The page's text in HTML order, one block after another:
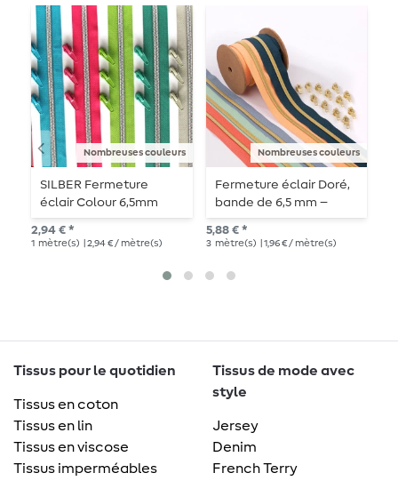
Nombreuses couleurs
SILBER Fermeture
éclair Colour 6,5mm
chenille - 1 mètre de
longueur - métallisée
2,94 € *
1 mètre(s) | 2,94 € / mètre(s)
Nombreuses couleurs
Fermeture éclair Doré,
bande de 6,5 mm –
longueur 3 m –
métallisée
5,88 € *
3 mètre(s) | 1,96 € / mètre(s)
Tissus pour le quotidien
Tissus en coton
Tissus en lin
Tissus en viscose
Tissus imperméables
Tissus de mode avec
style
Jersey
Denim
French Terry